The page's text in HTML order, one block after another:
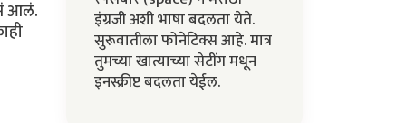
आलं.
इंग्रजी अशी भाषा बदलता येते.
सुरूवातीला फोनेटिक्स आहे. मात्र
तुमच्या खात्याच्या सेटींग मधून
इनस्क्रीप्ट बदलता येईल.